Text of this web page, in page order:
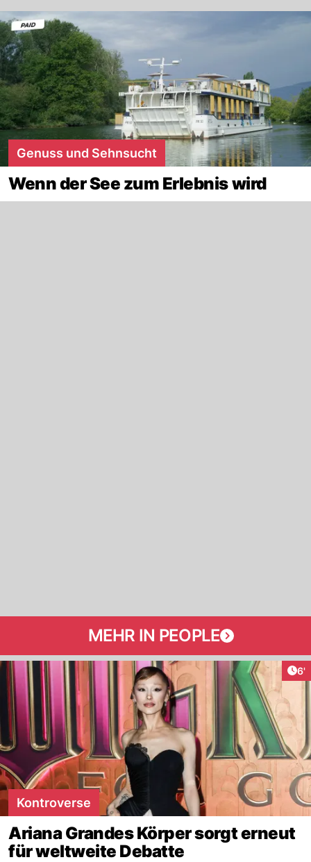
Genuss und Sehnsucht
Wenn der See zum Erlebnis wird
MEHR IN PEOPLE
6'
Kontroverse
Ariana Grandes Körper sorgt erneut
für weltweite Debatte